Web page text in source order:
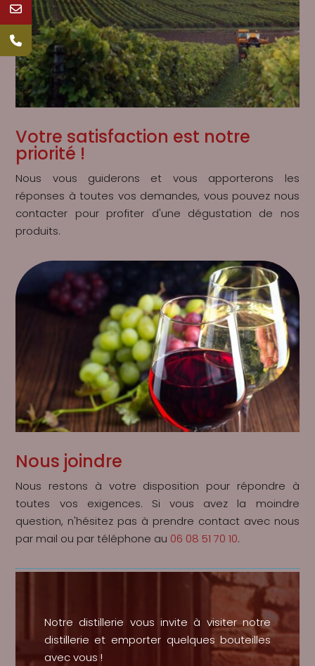
Votre satisfaction est notre
priorité !
Nous vous guiderons et vous apporterons les
réponses à toutes vos demandes, vous pouvez nous
contacter pour profiter d'une dégustation de nos
produits.
Nous joindre
Nous restons à votre disposition pour répondre à
toutes vos exigences. Si vous avez la moindre
question, n'hésitez pas à prendre contact avec nous
par mail ou par téléphone au 06 08 51 70 10.
Notre distillerie vous invite à visiter notre
distillerie et emporter quelques bouteilles
avec vous !